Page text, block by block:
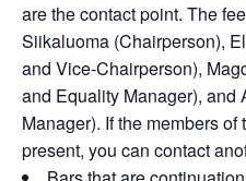
are the contact point. The
Siikaluoma (Chairperson),
and Vice-Chairperson),
and Equality Manager), and
Manager). If the members
present, you can contact